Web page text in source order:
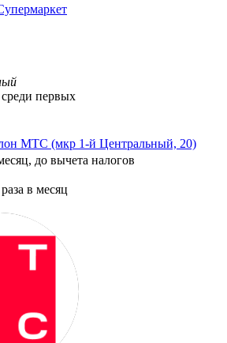
первых
МТС (мкр 1-й Центральный, 20)
до вычета налогов
в месяц